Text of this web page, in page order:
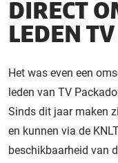
DIRECT
LEDEN
Het was even een
leden van TV
Sinds dit jaar maken
en kunnen via de
beschikbaarheid van